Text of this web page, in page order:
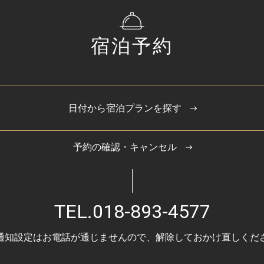
宿泊予約
日付から宿泊プランを探す
予約の確認・キャンセル
TEL.018-893-4577
設定はお電話が通じませんので、 解除しておかけ直しくだ